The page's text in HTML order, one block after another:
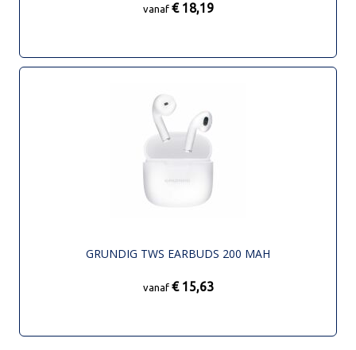
vanaf € 18,19
GRUNDIG TWS EARBUDS 200 MAH
vanaf € 15,63